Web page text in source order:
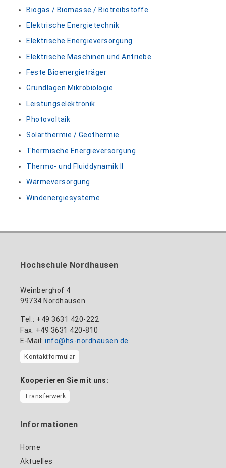
Biogas / Biomasse / Biotreibstoffe
Elektrische Energietechnik
Elektrische Energieversorgung
Elektrische Maschinen und Antriebe
Feste Bioenergieträger
Grundlagen Mikrobiologie
Leistungselektronik
Photovoltaik
Solarthermie / Geothermie
Thermische Energieversorgung
Thermo- und Fluiddynamik II
Wärmeversorgung
Windenergiesysteme
Hochschule Nordhausen
Weinberghof 4
99734 Nordhausen
Tel.: +49 3631 420-222
Fax: +49 3631 420-810
E-Mail: info@hs-nordhausen.de
Kontaktformular
Kooperieren Sie mit uns:
Transferwerk
Informationen
Home
Aktuelles